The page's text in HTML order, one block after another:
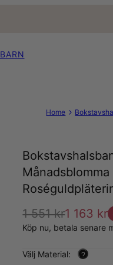
BARN
Home
1 551 kr1 163 kr
Köp nu, betala senare
Välj Material: ?